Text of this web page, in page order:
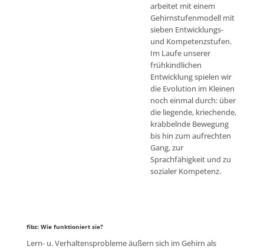
arbeitet mit einem
Gehirnstufenmodell mit
sieben Entwicklungs-
und Kompetenzstufen.
Im Laufe unserer
frühkindlichen
Entwicklung spielen wir
die Evolution im Kleinen
noch einmal durch: über
die liegende, kriechende,
krabbelnde Bewegung
bis hin zum aufrechten
Gang, zur
Sprachfähigkeit und zu
sozialer Kompetenz.
fibz: Wie funktioniert sie?
Lern- u. Verhaltensprobleme äußern sich im Gehirn als